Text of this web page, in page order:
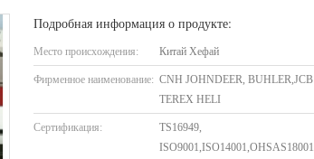
Подробная информация о продукте:
Место происхождения: Китай Хефай
Фирменное наименование: CNH JOHNDEER, BUHLER,JCB
TEREX HELI
Сертификация:
TS16949,
ISO9001,ISO14001,OHSAS18001